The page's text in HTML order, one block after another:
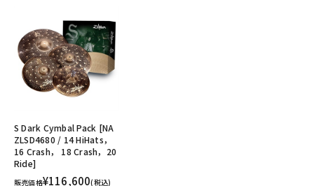
S Dark Cymbal Pack [NA
ZLSD4680 / 14 HiHats，
16 Crash， 18 Crash，20
Ride]
販売価格¥116,600(税込)